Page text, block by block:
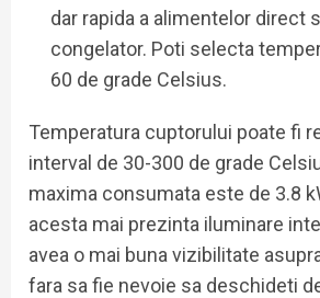
dar rapida a alimentelor direct
congelator. Poti selecta
60 de grade Celsius.
Temperatura cuptorului poate fi
interval de 30-300 de grade
maxima consumata este de 3.8
acesta mai prezinta iluminare
avea o mai buna vizibilitate
fara sa fie nevoie sa deschideti